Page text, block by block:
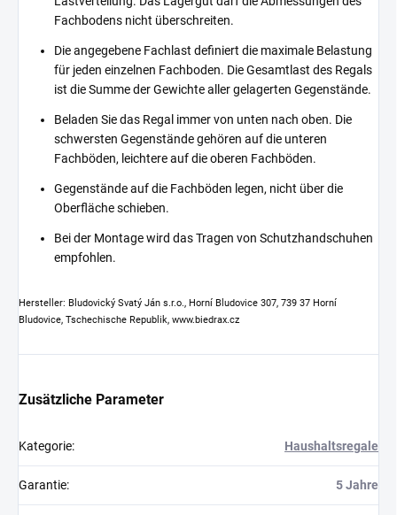
Fachbodens nicht überschreiten.
Die angegebene Fachlast definiert die maximale Belastung
für jeden einzelnen Fachboden. Die Gesamtlast des Regals
ist die Summe der Gewichte aller gelagerten Gegenstände.
Beladen Sie das Regal immer von unten nach oben. Die
schwersten Gegenstände gehören auf die unteren
Fachböden, leichtere auf die oberen Fachböden.
Gegenstände auf die Fachböden legen, nicht über die
Oberfläche schieben.
Bei der Montage wird das Tragen von Schutzhandschuhen
empfohlen.
Hersteller: Bludovický Svatý Ján s.r.o., Horní Bludovice 307, 739 37 Horní
Bludovice, Tschechische Republik, www.biedrax.cz
Zusätzliche Parameter
Kategorie: Haushaltsregale
Garantie: 5 Jahre